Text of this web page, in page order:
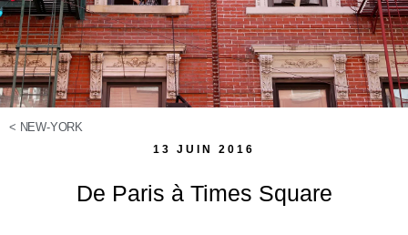
< NEW-YORK
13 JUIN 2016
De Paris à Times Square